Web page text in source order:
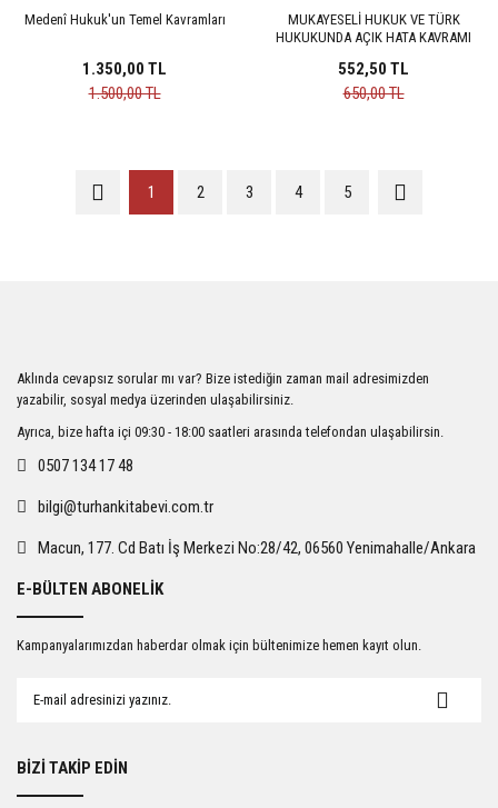
Medenî Hukuk'un Temel Kavramları
1.350,00 TL
1.500,00 TL
MUKAYESELİ HUKUK VE TÜRK
HUKUKUNDA AÇIK HATA KAVRAMI
552,50 TL
650,00 TL
1 2 3 4 5
Aklında cevapsız sorular mı var? Bize istediğin zaman mail adresimizden
yazabilir, sosyal medya üzerinden ulaşabilirsiniz.
Ayrıca, bize hafta içi 09:30 - 18:00 saatleri arasında telefondan ulaşabilirsin.
0507 134 17 48
bilgi@turhankitabevi.com.tr
Macun, 177. Cd Batı İş Merkezi No:28/42, 06560 Yenimahalle/Ankara
E-BÜLTEN ABONELİK
Kampanyalarımızdan haberdar olmak için bültenimize hemen kayıt olun.
BİZİ TAKİP EDİN